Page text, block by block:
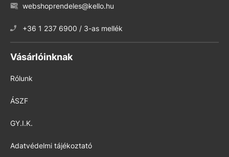
webshoprendeles@kello.hu
+36 1 237 6900 / 3-as mellék
Vásárlóinknak
Rólunk
ÁSZF
GY.I.K.
Adatvédelmi tájékoztató